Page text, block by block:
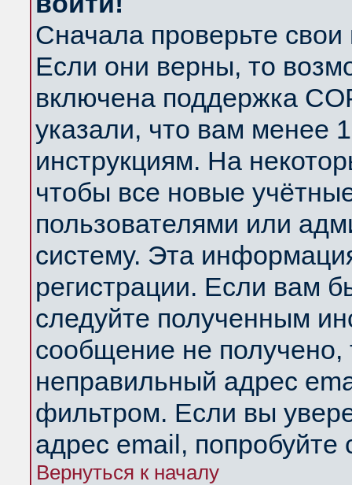
Сначала проверьте
Если они верны, то
включена поддержка
указали, что вам менее
инструкциям. На
чтобы все новые
пользователями или
систему. Эта
регистрации. Если вам
следуйте полученным
сообщение не получено,
неправильный адрес
фильтром. Если вы
адрес email, попробуйте
Вернуться к началу